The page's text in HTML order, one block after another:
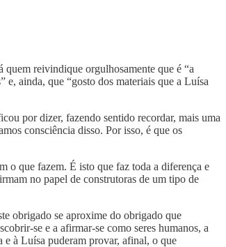
quem reivindique orgulhosamente que é “a
e, ainda, que “gosto dos materiais que a Luísa
por dizer, fazendo sentido recordar, mais uma
consciência disso. Por isso, é que os
o que fazem. É isto que faz toda a diferença e
no papel de construtoras de um tipo de
obrigado se aproxime do obrigado que
se e a afirmar-se como seres humanos, a
e à Luísa puderam provar, afinal, o que